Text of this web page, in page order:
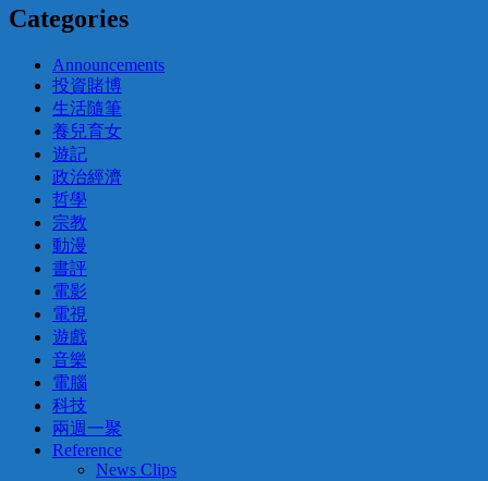
Categories
Announcements
投資賭博
生活隨筆
養兒育女
遊記
政治經濟
哲學
宗教
動漫
書評
電影
電視
遊戲
音樂
電腦
科技
兩週一聚
Reference
News Clips